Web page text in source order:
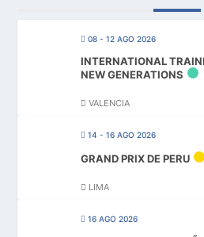
08 - 12 AGO 2026
INTERNATIONAL
NEW GENERATIONS
VALENCIA
14 - 16 AGO 2026
GRAND PRIX DE PERU
LIMA
16 AGO 2026